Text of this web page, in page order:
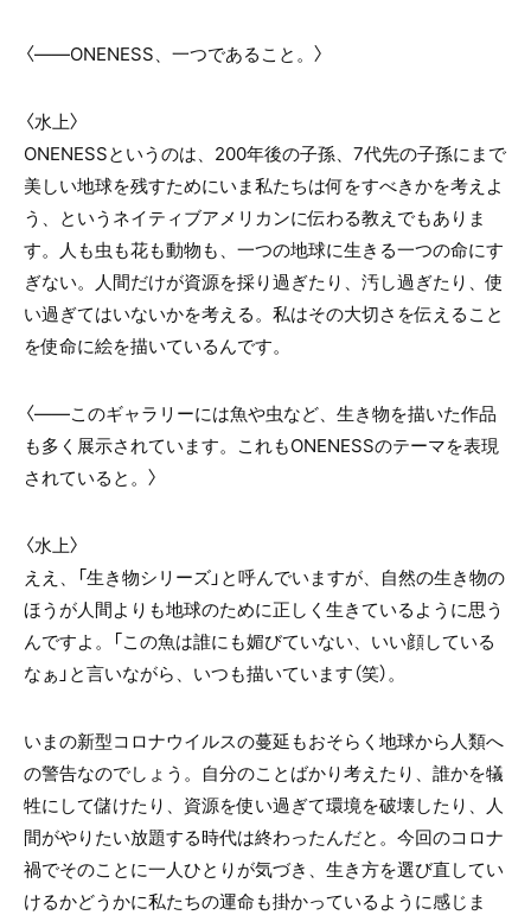
〈――ONENESS、一つであること。〉
〈水上〉
ONENESSというのは、200年後の子孫、7代先の子孫にまで
美しい地球を残すためにいま私たちは何をすべきかを考えよ
う、というネイティブアメリカンに伝わる教えでもありま
す。人も虫も花も動物も、一つの地球に生きる一つの命にす
ぎない。人間だけが資源を採り過ぎたり、汚し過ぎたり、使
い過ぎてはいないかを考える。私はその大切さを伝えること
を使命に絵を描いているんです。
〈――このギャラリーには魚や虫など、生き物を描いた作品
も多く展示されています。これもONENESSのテーマを表現
されていると。〉
〈水上〉
ええ、「生き物シリーズ」と呼んでいますが、自然の生き物の
ほうが人間よりも地球のために正しく生きているように思う
んですよ。「この魚は誰にも媚びていない、いい顔している
なぁ」と言いながら、いつも描いています（笑）。
いまの新型コロナウイルスの蔓延もおそらく地球から人類へ
の警告なのでしょう。自分のことばかり考えたり、誰かを犠
牲にして儲けたり、資源を使い過ぎて環境を破壊したり、人
間がやりたい放題する時代は終わったんだと。今回のコロナ
禍でそのことに一人ひとりが気づき、生き方を選び直してい
けるかどうかに私たちの運命も掛かっているように感じま